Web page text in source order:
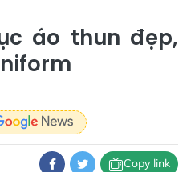
áo thun đẹp,
Copy link